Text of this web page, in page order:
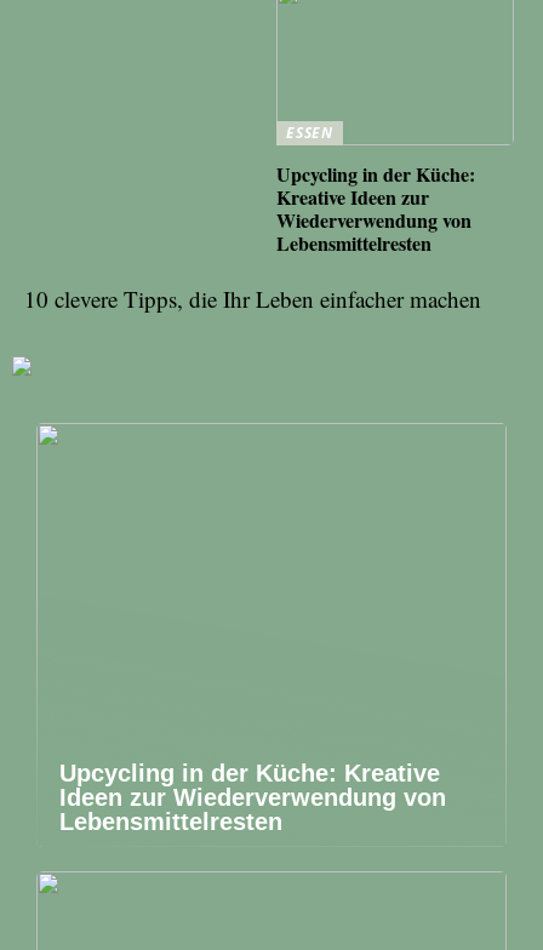
ESSEN
Upcycling in der Küche:
Kreative Ideen zur
Wiederverwendung von
Lebensmittelresten
10 clevere Tipps, die Ihr Leben einfacher machen
Upcycling in der Küche: Kreative
Ideen zur Wiederverwendung von
Lebensmittelresten